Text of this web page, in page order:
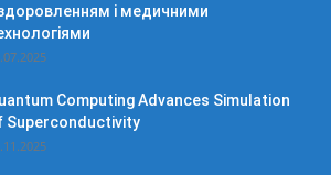
і медичними
Computing Advances Simulation
Superconductivity